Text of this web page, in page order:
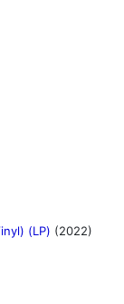
(LP) (2022)